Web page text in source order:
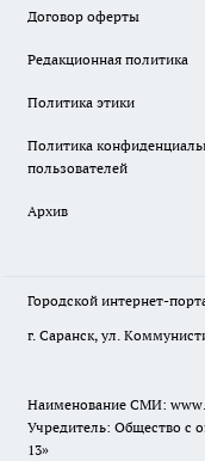
Договор оферты
Редакционная политика
Политика этики
Политика
пользователей
Архив
Городской интернет-
г. Саранск, ул.
Наименование СМИ:
Учредитель: Общество с
13»